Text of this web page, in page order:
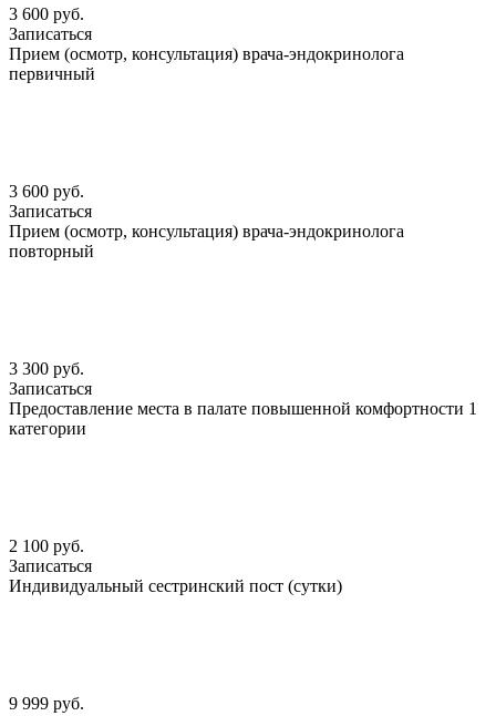
3 600 руб.
Записаться
Прием (осмотр, консультация) врача-эндокринолога
первичный
3 600 руб.
Записаться
Прием (осмотр, консультация) врача-эндокринолога
повторный
3 300 руб.
Записаться
Предоставление места в палате повышенной комфортности 1
категории
2 100 руб.
Записаться
Индивидуальный сестринский пост (сутки)
9 999 руб.